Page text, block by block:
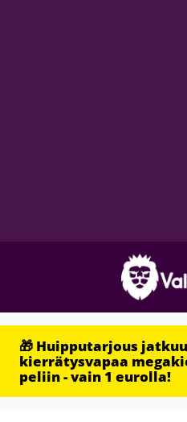
🎁 Huipputarjous
kierrätysvapaa
peliin - vain 1 eurolla!